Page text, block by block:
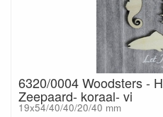
6320/0004 Woodsters -
Zeepaard- koraal- vi
19x54/40/40/20/40 mm